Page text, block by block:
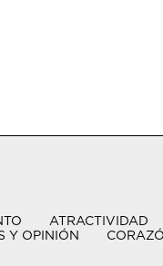
ATRACTIVIDAD
Y OPINIÓN